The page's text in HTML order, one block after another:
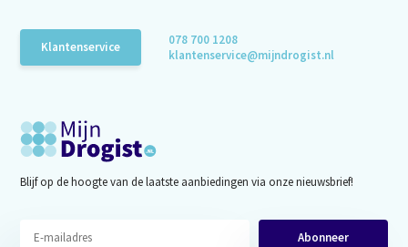
Klantenservice
078 700 1208
klantenservice@mijndrogist.nl
Blijf op de hoogte van de laatste aanbiedingen via onze nieuwsbrief!
Abonneer